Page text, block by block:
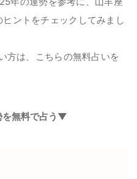
ントをチェックしてみまし
方は、こちらの無料占いを
無料で占う▼